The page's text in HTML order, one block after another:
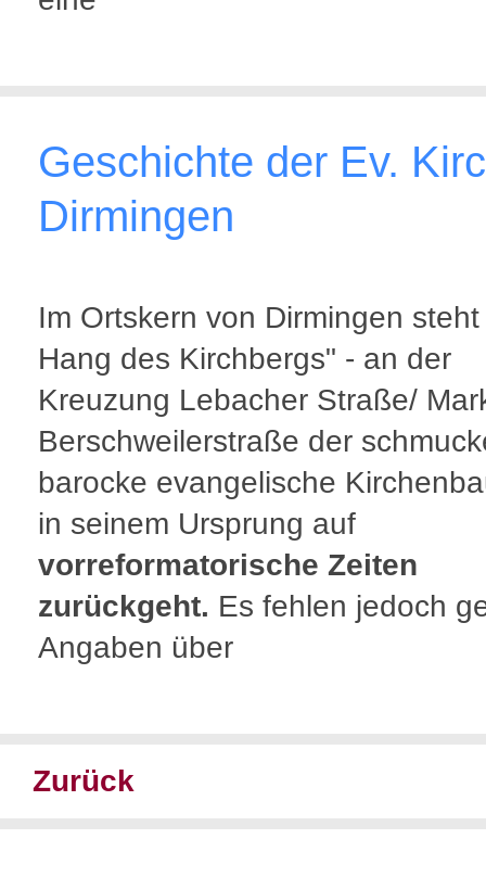
Geschichte der Ev.
Dirmingen
Im Ortskern von Dirmingen
Hang des Kirchbergs" - an der
Kreuzung Lebacher Straße/
Berschweilerstraße der
barocke evangelische
in seinem Ursprung auf
vorreformatorische Zeiten
zurückgeht. Es fehlen jedoch
Angaben über
Zurück